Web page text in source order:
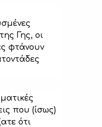
Γης, οι
φτάνουν
που (ίσως)
ότι